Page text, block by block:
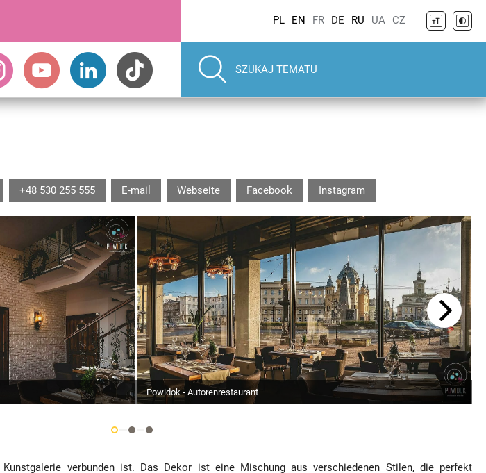
PL EN FR DE RU UA CZ
+48 530 255 555 E-mail Webseite Facebook Instagram
Powidok - Autorenrestaurant
verbunden ist. Das Dekor ist eine Mischung aus verschiedenen Stilen, die perfekt